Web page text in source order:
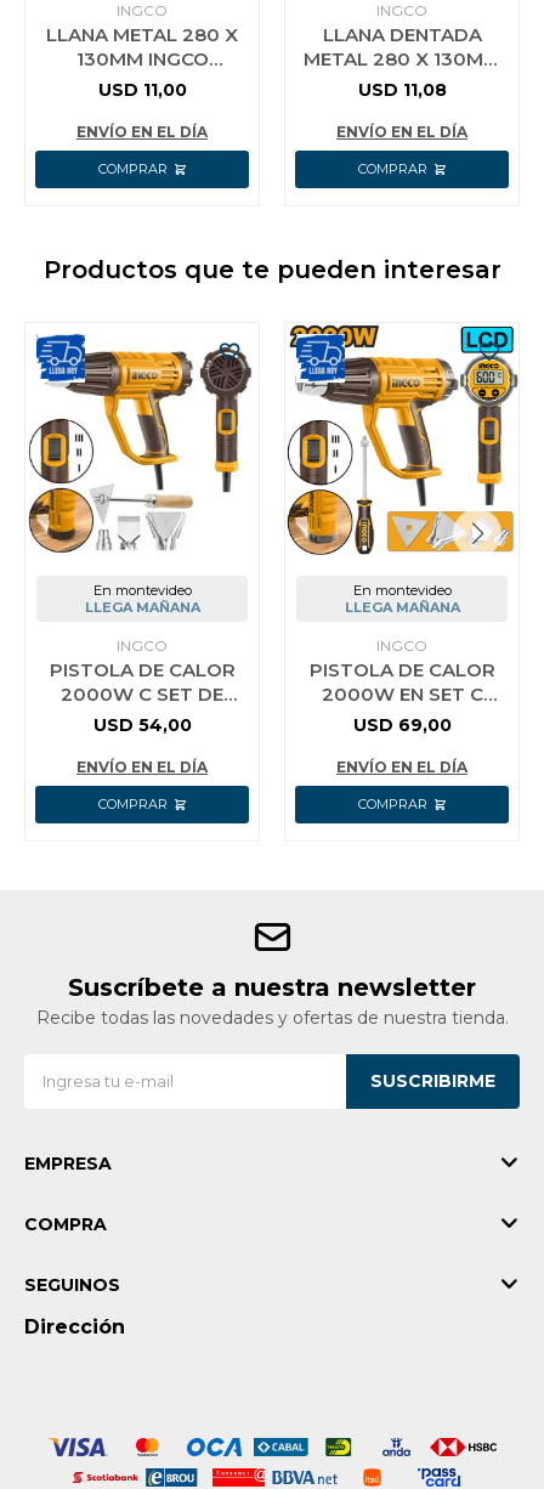
INGCO
LLANA METAL 280 X
130MM INGCO
HPT28138
USD 11,00
ENVÍO EN EL DÍA
INGCO
LLANA DENTADA
METAL 280 X 130MM
INGCO HPTT28138
USD 11,08
ENVÍO EN EL DÍA
Productos que te pueden interesar
En montevideo
LLEGA MAÑANA
INGCO
PISTOLA DE CALOR
2000W C SET DE
BOQUILLAS
USD 54,00
ENVÍO EN EL DÍA
En montevideo
LLEGA MAÑANA
INGCO
PISTOLA DE CALOR
2000W EN SET C
VALIJA Y ACCESORIOS
HG2000581
USD 69,00
ENVÍO EN EL DÍA
Suscríbete a nuestra newsletter
Recibe todas las novedades y ofertas de nuestra tienda.
SUSCRIBIRME
EMPRESA
COMPRA
Dirección
SEGUINOS